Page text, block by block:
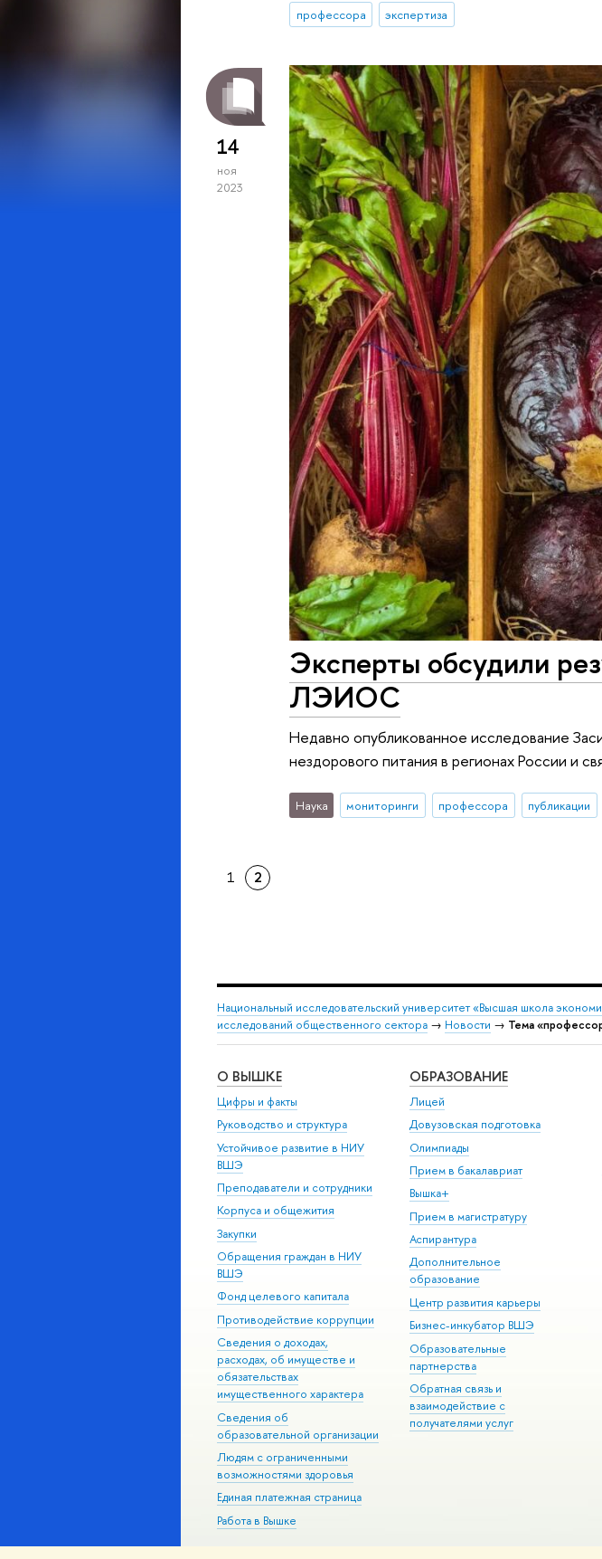
профессора экспертиза
14
ноя
2023
Эксперты обсудили
ЛЭИОС
Недавно опубликованное исследование
нездорового питания в регионах России и
Наука мониторинги профессора публикации
1 2
Национальный исследовательский университет «Высшая школа
исследований общественного сектора → Новости → Тема
О ВЫШКЕ
Цифры и факты
Руководство и структура
Устойчивое развитие в НИУ
ВШЭ
Преподаватели и сотрудники
Корпуса и общежития
Закупки
Обращения граждан в НИУ
ВШЭ
Фонд целевого капитала
Противодействие коррупции
Сведения о доходах,
расходах, об имуществе и
обязательствах
имущественного характера
Сведения об
образовательной организации
Людям с ограниченными
возможностями здоровья
Единая платежная страница
Работа в Вышке
ОБРАЗОВАНИЕ
Лицей
Довузовская подготовка
Олимпиады
Прием в бакалавриат
Вышка+
Прием в магистратуру
Аспирантура
Дополнительное
образование
Центр развития карьеры
Бизнес-инкубатор ВШЭ
Образовательные
партнерства
Обратная связь и
взаимодействие с
получателями услуг